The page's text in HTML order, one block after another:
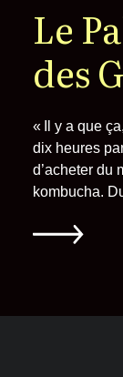
Le
des
«
Il y a que
dix heures
d’acheter du
kombucha.
Han?